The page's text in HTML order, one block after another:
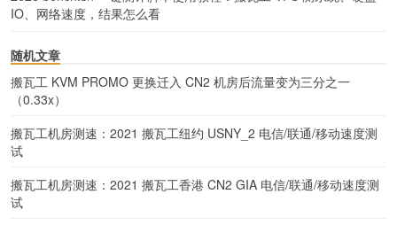
IO、网络速度，结果怎么看
随机文章
搬瓦工 KVM PROMO 更换迁入 CN2 机房后流量变为三分之一
（0.33x）
搬瓦工机房测速：2021 搬瓦工纽约 USNY_2 电信/联通/移动速度测
试
搬瓦工机房测速：2021 搬瓦工香港 CN2 GIA 电信/联通/移动速度测
试